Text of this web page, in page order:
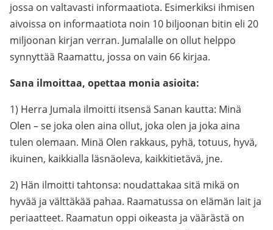
jossa on valtavasti informaatiota. Esimerkiksi ihmisen
aivoissa on informaatiota noin 10 biljoonan bitin eli 20
miljoonan kirjan verran. Jumalalle on ollut helppo
synnyttää Raamattu, jossa on vain 66 kirjaa.
Sana ilmoittaa, opettaa monia asioita:
1) Herra Jumala ilmoitti itsensä Sanan kautta: Minä
Olen – se joka olen aina ollut, joka olen ja joka aina
tulen olemaan. Minä Olen rakkaus, pyhä, totuus, hyvä,
ikuinen, kaikkialla läsnäoleva, kaikkitietävä, jne.
2) Hän ilmoitti tahtonsa: noudattakaa sitä mikä on
hyvää ja välttäkää pahaa. Raamatussa on elämän lait ja
periaatteet. Raamatun oppi oikeasta ja väärästä on